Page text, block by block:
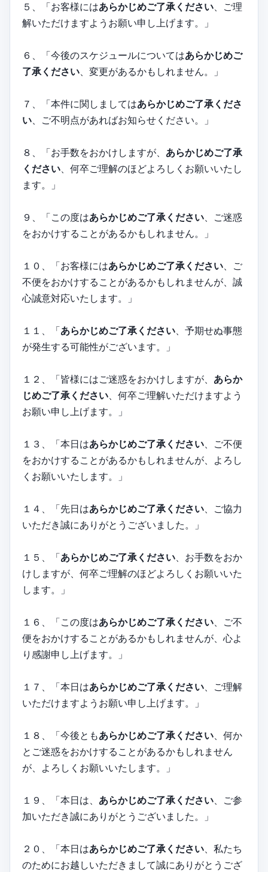
５、「お客様にはあらかじめご了承ください、ご理
解いただけますようお願い申し上げます。」
６、「今後のスケジュールについてはあらかじめご
了承ください、変更があるかもしれません。」
７、「本件に関しましてはあらかじめご了承くださ
い、ご不明点があればお知らせください。」
８、「お手数をおかけしますが、 あらかじめご了承
ください、何卒ご理解のほどよろしくお願いいたし
ます。」
９、「この度はあらかじめご了承ください、ご迷惑
をおかけすることがあるかもしれません。」
１０、「お客様にはあらかじめご了承ください、ご
不便をおかけすることがあるかもしれませんが、誠
心誠意対応いたします。」
１１、「あらかじめご了承ください、予期せぬ事態
が発生する可能性がございます。」
１２、「皆様にはご迷惑をおかけしますが、 あらか
じめご了承ください、何卒ご理解いただけますよう
お願い申し上げます。」
１３、「本日はあらかじめご了承ください、ご不便
をおかけすることがあるかもしれませんが、よろし
くお願いいたします。」
１４、「先日はあらかじめご了承ください、ご協力
いただき誠にありがとうございました。」
１５、「あらかじめご了承ください、お手数をおか
けしますが、何卒ご理解のほどよろしくお願いいた
します。」
１６、「この度はあらかじめご了承ください、ご不
便をおかけすることがあるかもしれませんが、心よ
り感謝申し上げます。」
１７、「本日はあらかじめご了承ください、ご理解
いただけますようお願い申し上げます。」
１８、「今後ともあらかじめご了承ください、何か
とご迷惑をおかけすることがあるかもしれません
が、よろしくお願いいたします。」
１９、「本日は、 あらかじめご了承ください、ご参
加いただき誠にありがとうございました。」
２０、「本日はあらかじめご了承ください、私たち
のためにお越しいただきまして誠にありがとうござ